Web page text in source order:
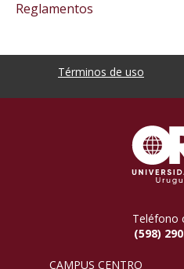
Reglamentos
Términos de uso
Teléfono
(598)
CAMPUS CENTRO